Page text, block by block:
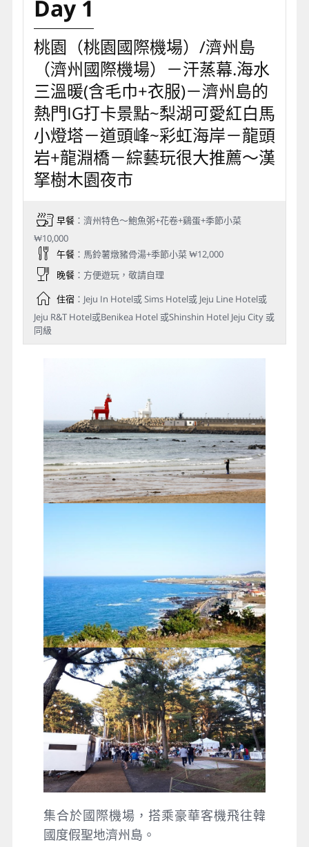
Day 1
桃園（桃園國際機場）/濟州島
（濟州國際機場）－汗蒸幕.海水
三溫暖(含毛巾+衣服)－濟州島的
熱門IG打卡景點~梨湖可愛紅白馬
小燈塔－道頭峰~彩虹海岸－龍頭
岩+龍淵橋－綜藝玩很大推薦～漢
拏樹木園夜市
早餐：濟州特色～鮑魚粥+花卷+鷄蛋+季節小菜
₩10,000
午餐：馬鈴薯燉豬骨湯+季節小菜 ₩12,000
晚餐：方便遊玩，敬請自理
住宿：Jeju In Hotel或 Sims Hotel或 Jeju Line Hotel或
Jeju R&T Hotel或Benikea Hotel 或Shinshin Hotel Jeju City 或
同級
集合於國際機場，搭乘豪華客機飛往韓
國度假聖地濟州島。